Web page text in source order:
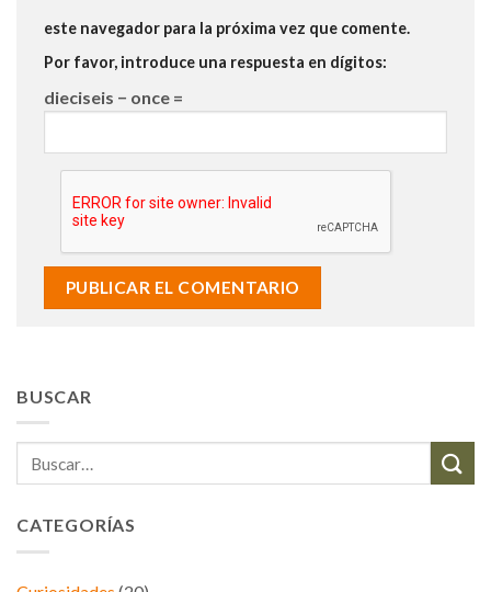
este navegador para la próxima vez que comente.
Por favor, introduce una respuesta en dígitos:
dieciseis − once =
BUSCAR
CATEGORÍAS